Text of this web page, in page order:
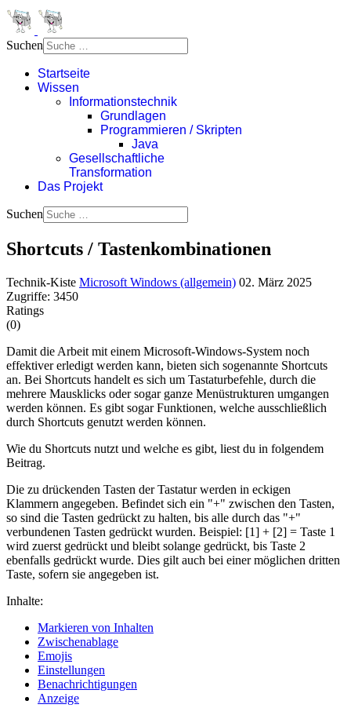
Suchen
Startseite
Wissen
Informationstechnik
Grundlagen
Programmieren / Skripten
Java
Gesellschaftliche
Transformation
Das Projekt
Suchen
Shortcuts / Tastenkombinationen
Technik-Kiste Microsoft Windows (allgemein) 02. März 2025
Zugriffe: 3450
Ratings
(0)
Damit die Arbeit mit einem Microsoft-Windows-System noch
effektiver erledigt werden kann, bieten sich sogenannte Shortcuts
an. Bei Shortcuts handelt es sich um Tastaturbefehle, durch die
mehrere Mausklicks oder sogar ganze Menüstrukturen umgangen
werden können. Es gibt sogar Funktionen, welche ausschließlich
durch Shortcuts genutzt werden können.
Wie du Shortcuts nutzt und welche es gibt, liest du in folgendem
Beitrag.
Die zu drückenden Tasten der Tastatur werden in eckigen
Klammern angegeben. Befindet sich ein "+" zwischen den Tasten,
so sind die Tasten gedrückt zu halten, bis alle durch das "+"
verbundenen Tasten gedrückt wurden. Beispiel: [1] + [2] = Taste 1
wird zuerst gedrückt und bleibt solange gedrückt, bis Taste 2
ebenfalls gedrückt wurde. Dies gilt auch bei einer möglichen dritten
Taste, sofern sie angegeben ist.
Inhalte:
Markieren von Inhalten
Zwischenablage
Emojis
Einstellungen
Benachrichtigungen
Anzeige